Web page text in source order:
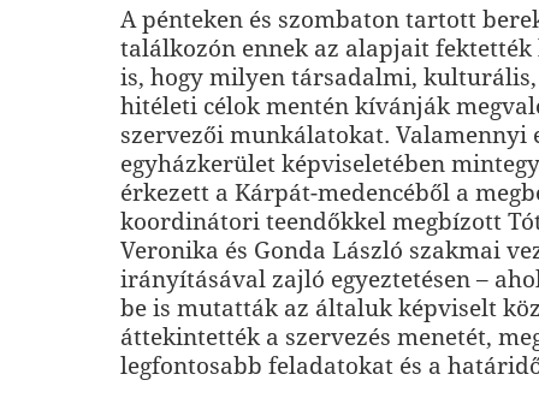
A pénteken és szombaton tartott
találkozón ennek az alapjait
is, hogy milyen társadalmi, kulturális,
hitéleti célok mentén kívánják
szervezői munkálatokat. Valamennyi
egyházkerület képviseletében
érkezett a Kárpát-medencéből a
koordinátori teendőkkel megbízott
Veronika és Gonda László szakmai
irányításával zajló egyeztetésen –
be is mutatták az általuk képviselt
áttekintették a szervezés menetét,
legfontosabb feladatokat és a